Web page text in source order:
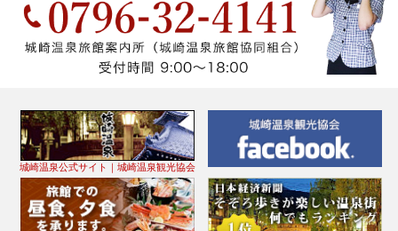
城崎温泉公式サイト｜城崎温泉観光協会